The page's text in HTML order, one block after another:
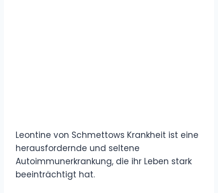
Leontine von Schmettows Krankheit ist eine
herausfordernde und seltene
Autoimmunerkrankung, die ihr Leben stark
beeinträchtigt hat.